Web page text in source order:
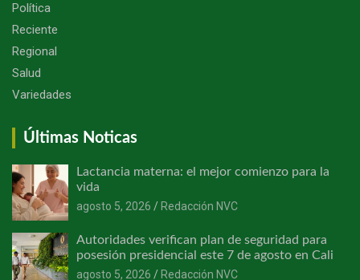
Política
Reciente
Regional
Salud
Variedades
Últimas Noticas
Lactancia materna: el mejor comienzo para la
vida
agosto 5, 2026
Redacción NVC
Autoridades verifican plan de seguridad para
posesión presidencial este 7 de agosto en Cali
agosto 5, 2026
Redacción NVC